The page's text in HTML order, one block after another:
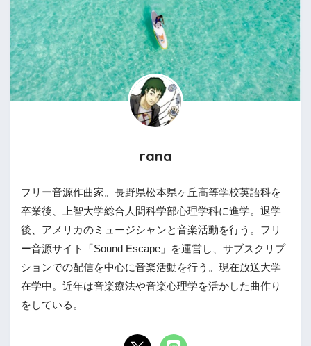
rana
フリー音源作曲家。長野県松本県ヶ丘高等学校英語科を
卒業後、上智大学総合人間科学部心理学科に進学。退学
後、アメリカのミュージシャンと音楽活動を行う。フリ
ー音源サイト「Sound Escape」を運営し、サブスクリプ
ションでの配信を中心に音楽活動を行う。現在放送大学
在学中。近年は音楽療法や音楽心理学を活かした曲作り
をしている。